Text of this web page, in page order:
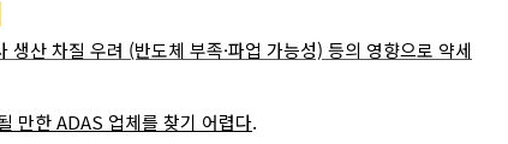
산 차질 우려 (반도체 부족·파업 가능성) 등의 영향으로 약세
만한 ADAS 업체를 찾기 어렵다.